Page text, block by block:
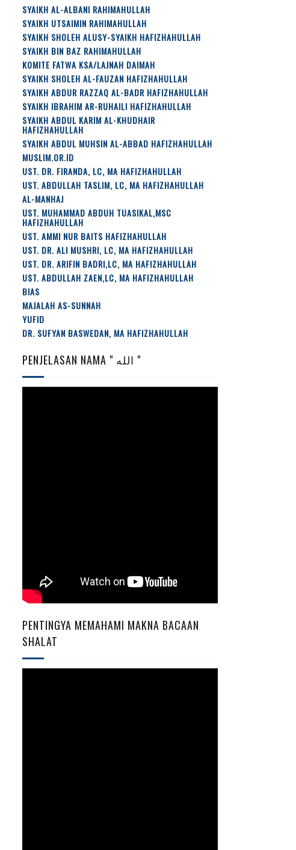
SYAIKH AL-ALBANI RAHIMAHULLAH
SYAIKH UTSAIMIN RAHIMAHULLAH
SYAIKH SHOLEH ALUSY-SYAIKH HAFIZHAHULLAH
SYAIKH BIN BAZ RAHIMAHULLAH
KOMITE FATWA KSA/LAJNAH DAIMAH
SYAIKH SHOLEH AL-FAUZAN HAFIZHAHULLAH
SYAIKH ABDUR RAZZAQ AL-BADR HAFIZHAHULLAH
SYAIKH IBRAHIM AR-RUHAILI HAFIZHAHULLAH
SYAIKH ABDUL KARIM AL-KHUDHAIR
HAFIZHAHULLAH
SYAIKH ABDUL MUHSIN AL-ABBAD HAFIZHAHULLAH
MUSLIM.OR.ID
UST. DR. FIRANDA, LC, MA HAFIZHAHULLAH
UST. ABDULLAH TASLIM, LC, MA HAFIZHAHULLAH
AL-MANHAJ
UST. MUHAMMAD ABDUH TUASIKAL,MSC
HAFIZHAHULLAH
UST. AMMI NUR BAITS HAFIZHAHULLAH
UST. DR. ALI MUSHRI, LC, MA HAFIZHAHULLAH
UST. DR. ARIFIN BADRI,LC, MA HAFIZHAHULLAH
UST. ABDULLAH ZAEN,LC, MA HAFIZHAHULLAH
BIAS
MAJALAH AS-SUNNAH
YUFID
DR. SUFYAN BASWEDAN, MA HAFIZHAHULLAH
PENJELASAN NAMA " الله "
PENTINGYA MEMAHAMI MAKNA BACAAN
SHALAT